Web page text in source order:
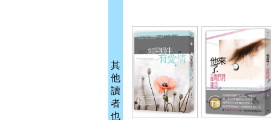
其
他
讀
者
也